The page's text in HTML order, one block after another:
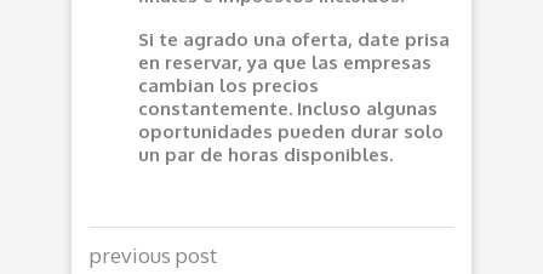
Si te agrado una oferta, date prisa
en reservar, ya que las empresas
cambian los precios
constantemente. Incluso algunas
oportunidades pueden durar solo
un par de horas disponibles.
previous post